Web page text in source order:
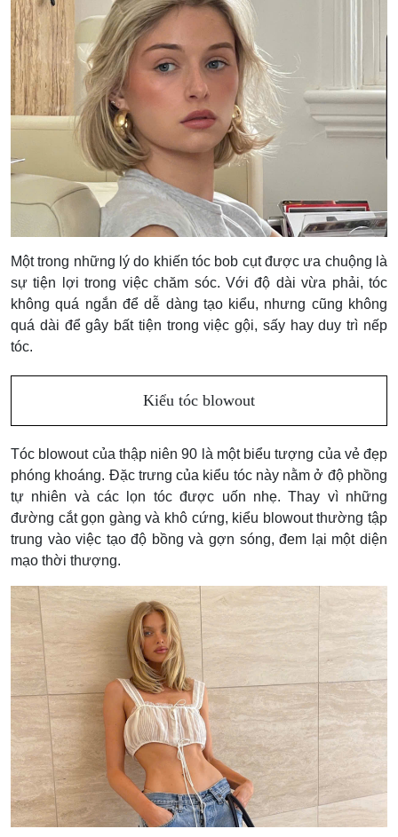
Một trong những lý do khiến tóc bob cụt được ưa chuộng là
sự tiện lợi trong việc chăm sóc. Với độ dài vừa phải, tóc
không quá ngắn để dễ dàng tạo kiểu, nhưng cũng không
quá dài để gây bất tiện trong việc gội, sấy hay duy trì nếp
tóc.
Kiểu tóc blowout
Tóc blowout của thập niên 90 là một biểu tượng của vẻ đẹp
phóng khoáng. Đặc trưng của kiểu tóc này nằm ở độ phồng
tự nhiên và các lọn tóc được uốn nhẹ. Thay vì những
đường cắt gọn gàng và khô cứng, kiểu blowout thường tập
trung vào việc tạo độ bồng và gợn sóng, đem lại một diện
mạo thời thượng.